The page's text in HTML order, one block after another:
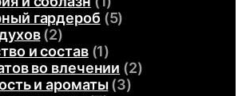
гардероб (5)
(2)
и состав(1)
во влечении (2)
и ароматы(3)